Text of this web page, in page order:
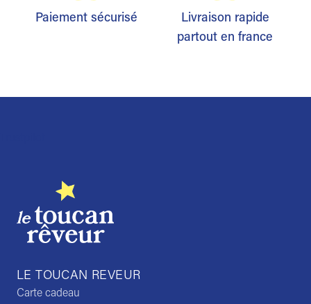
Paiement sécurisé
Livraison rapide
partout en france
LE TOUCAN REVEUR
Carte cadeau